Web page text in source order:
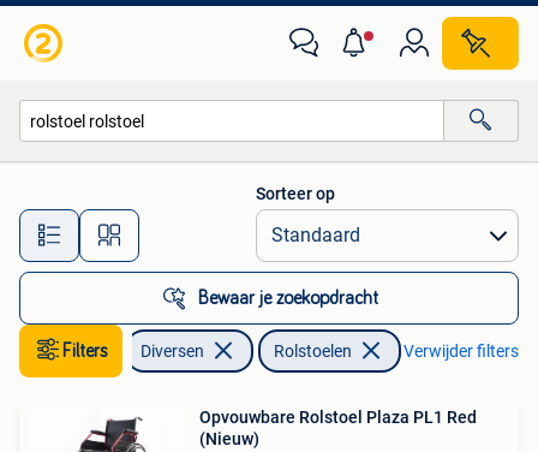
Alle afstanden…
Sorteer op
Bewaar je zoekopdracht
Filters Diversen Rolstoelen Verwijder filters
Opvouwbare Rolstoel Plaza PL1 Red
(Nieuw)